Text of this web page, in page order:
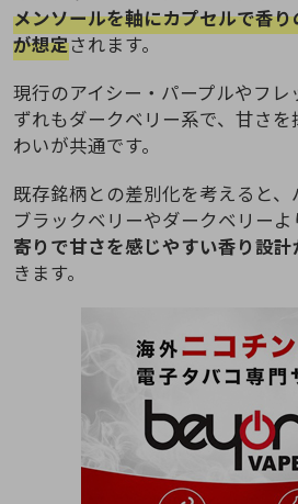
メンソールを軸にカプセルで香
が想定されます。
現行のアイシー・パープルやフレ
ずれもダークベリー系で、甘さ
わいが共通です。
既存銘柄との差別化を考えると
ブラックベリーやダークベリーよ
寄りで甘さを感じやすい香り設
きます。